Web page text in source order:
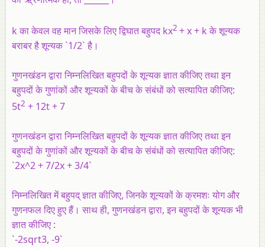
k का केवल वह मान जिसके लिए द्विघात बहुपद kx2 + x + k के शून्यक
बराबर है शून्यक `1/2` है।
गुणनखंडन द्वारा निम्नलिखित बहुपदों के शून्यक ज्ञात कीजिए तथा इन
बहुपदों के गुणांकों और शून्यकों के बीच के संबंधों को सत्यापित कीजिए:
5t2 + 12t + 7
गुणनखंडन द्वारा निम्नलिखित बहुपदों के शून्यक ज्ञात कीजिए तथा इन
बहुपदों के गुणांकों और शून्यकों के बीच के संबंधों को सत्यापित कीजिए:
`2x^2 + 7/2x + 3/4`
निम्नलिखित में बहुपद् ज्ञात कीजिए, जिनके शून्यकों के क्रमशः योग और
गुणनफल दिए हुए हैं। साथ ही, गुणनखंडन द्वारा, इन बहुपदों के शून्यक भी
ज्ञात कीजिए :
`-2sqrt3, -9`